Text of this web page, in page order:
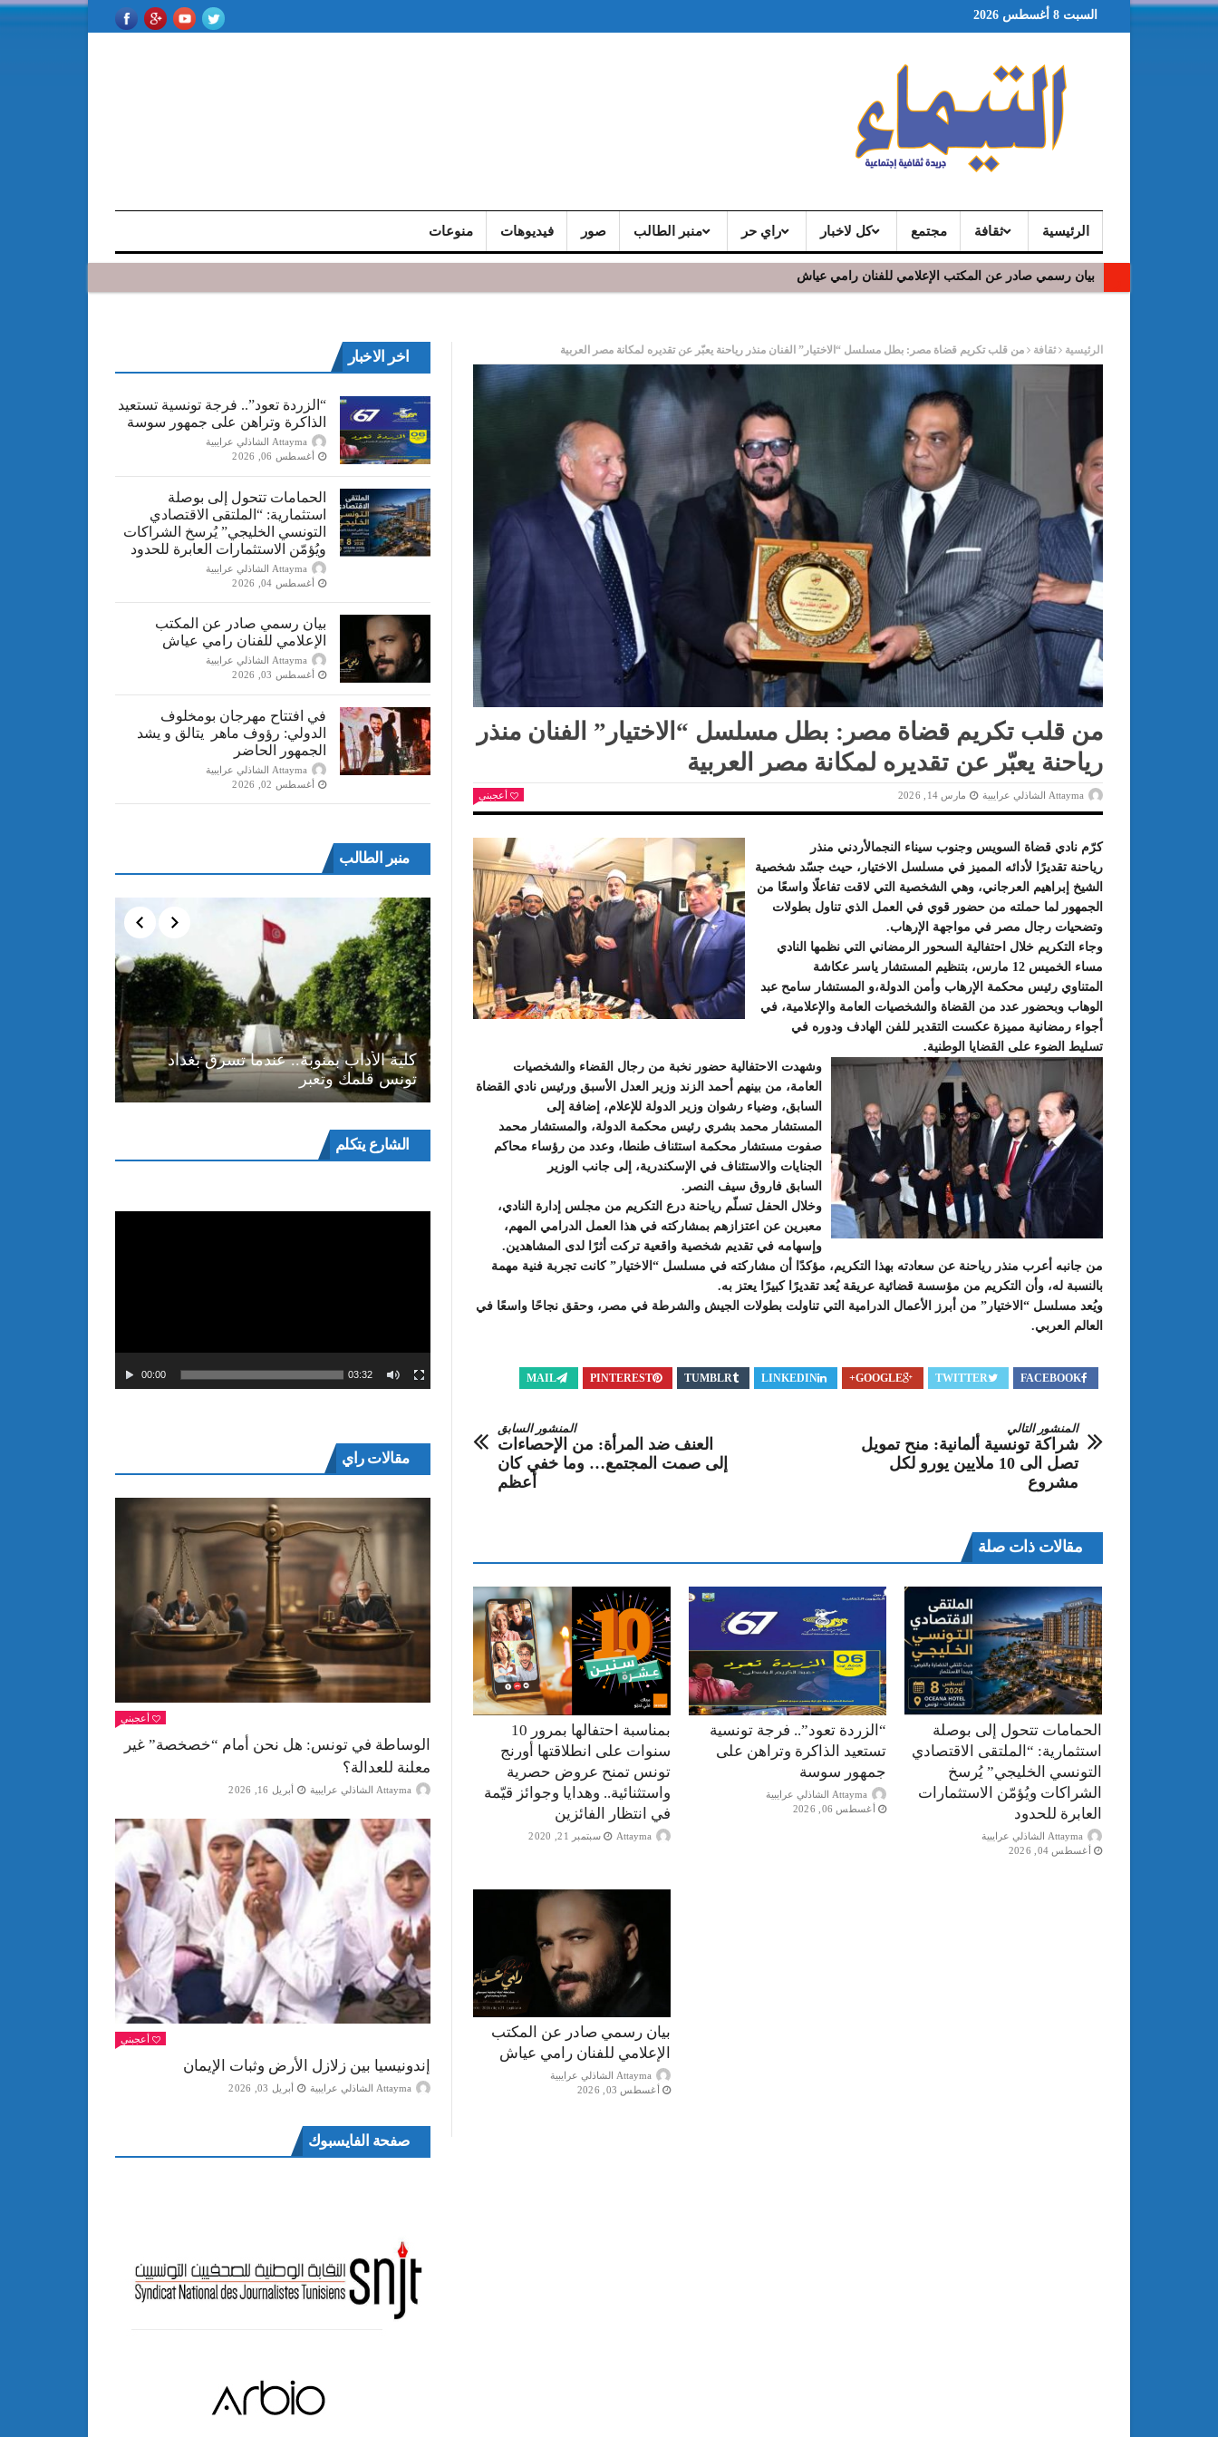
السبت 8 أغسطس 2026
الرئيسية ثقافة مجتمع كل لاخبار راي حر منبر الطالب صور فيديوهات منوعات
بيان رسمي صادر عن المكتب الإعلامي للفنان رامي عياش
في افتتاح مهرجان بومخلوف الدولي: رؤوف ماهر يتالق و يشد الجمهور الحاضر
الرئيسية ثقافة من قلب تكريم قضاة مصر: بطل مسلسل “الاختيار” الفنان منذر رياحنة يعبّر عن تقديره لمكانة مصر العربية
من قلب تكريم قضاة مصر: بطل مسلسل “الاختيار” الفنان منذر
رياحنة يعبّر عن تقديره لمكانة مصر العربية
Attayma الشاذلي عرايبية مارس 14, 2026 أعجبني
كرّم نادي قضاة السويس وجنوب سيناء النجمالأردني منذر
رياحنة تقديرًا لأدائه المميز في مسلسل الاختيار، حيث جسّد شخصية
الشيخ إبراهيم العرجاني، وهي الشخصية التي لاقت تفاعلًا واسعًا من
الجمهور لما حملته من حضور قوي في العمل الذي تناول بطولات
وتضحيات رجال مصر في مواجهة الإرهاب.
وجاء التكريم خلال احتفالية السحور الرمضاني التي نظمها النادي
مساء الخميس 12 مارس، بتنظيم المستشار ياسر عكاشة
المتناوي رئيس محكمة الإرهاب وأمن الدولة،و المستشار سامح عبد
الوهاب وبحضور عدد من القضاة والشخصيات العامة والإعلامية، في
أجواء رمضانية مميزة عكست التقدير للفن الهادف ودوره في
تسليط الضوء على القضايا الوطنية.
وشهدت الاحتفالية حضور نخبة من رجال القضاء والشخصيات
العامة، من بينهم أحمد الزند وزير العدل الأسبق ورئيس نادي القضاة
السابق، وضياء رشوان وزير الدولة للإعلام، إضافة إلى
المستشار محمد بشري رئيس محكمة الدولة، والمستشار محمد
صفوت مستشار محكمة استئناف طنطا، وعدد من رؤساء محاكم
الجنايات والاستئناف في الإسكندرية، إلى جانب الوزير
السابق فاروق سيف النصر.
وخلال الحفل تسلّم رياحنة درع التكريم من مجلس إدارة النادي،
معبرين عن اعتزازهم بمشاركته في هذا العمل الدرامي المهم،
وإسهامه في تقديم شخصية واقعية تركت أثرًا لدى المشاهدين.
من جانبه أعرب منذر رياحنة عن سعادته بهذا التكريم، مؤكدًا أن مشاركته في مسلسل “الاختيار” كانت تجربة فنية مهمة
بالنسبة له، وأن التكريم من مؤسسة قضائية عريقة يُعد تقديرًا كبيرًا يعتز به.
ويُعد مسلسل “الاختيار” من أبرز الأعمال الدرامية التي تناولت بطولات الجيش والشرطة في مصر، وحقق نجاحًا واسعًا في
العالم العربي.
FACEBOOK
TWITTER
GOOGLE+
LINKEDIN
TUMBLR
PINTEREST
MAIL
المنشور السابق
العنف ضد المرأة: من الإحصاءات
إلى صمت المجتمع… وما خفي كان
أعظم
المنشور التالي
شراكة تونسية ألمانية: منح تمويل
تصل الى 10 ملايين يورو لكل
مشروع
مقالات ذات صلة
بمناسبة احتفالها بمرور 10
سنوات على انطلاقتها أورنج
تونس تمنح عروض حصرية
واستثنائية.. وهدايا وجوائز قيّمة
في انتظار الفائزين
Attayma سبتمبر 21, 2020
“الزردة تعود”.. فرجة تونسية
تستعيد الذاكرة وتراهن على
جمهور سوسة
Attayma الشاذلي عرايبية
أغسطس 06, 2026
الحمامات تتحول إلى بوصلة
استثمارية: “الملتقى الاقتصادي
التونسي الخليجي” يُرسخ
الشراكات ويُؤمّن الاستثمارات
العابرة للحدود
Attayma الشاذلي عرايبية
أغسطس 04, 2026
بيان رسمي صادر عن المكتب
الإعلامي للفنان رامي عياش
Attayma الشاذلي عرايبية
أغسطس 03, 2026
اخر الاخبار
“الزردة تعود”.. فرجة تونسية تستعيد
الذاكرة وتراهن على جمهور سوسة
Attayma الشاذلي عرايبية
أغسطس 06, 2026
الحمامات تتحول إلى بوصلة
استثمارية: “الملتقى الاقتصادي
التونسي الخليجي” يُرسخ الشراكات
ويُؤمّن الاستثمارات العابرة للحدود
Attayma الشاذلي عرايبية
أغسطس 04, 2026
بيان رسمي صادر عن المكتب
الإعلامي للفنان رامي عياش
Attayma الشاذلي عرايبية
أغسطس 03, 2026
في افتتاح مهرجان بومخلوف
الدولي: رؤوف ماهر يتالق و يشد
الجمهور الحاضر
Attayma الشاذلي عرايبية
أغسطس 02, 2026
منبر الطالب
كلية الأداب بمنوبة.. عندما تسرق بغداد
تونس قلمك وتعبر
المسرح الجامعي يقود رواده إلى الملتقيات
الدولية…التجربة العمانية نموذجا
عبد الستار الخليفي: مهم جدا أن يتواصل
الملتقى الدولي الحسين بوزيان للمسرح
الجامعي بوجودي أو بدونه
الدورة 24 للمعرض الجامعي تحت
إلى التميّز”
الشارع يتكلممشغل
الفيديو
00:00 03:32
مقالات راي
أعجبني
الوساطة في تونس: هل نحن أمام “خصخصة” غير
معلنة للعدالة؟
Attayma الشاذلي عرايبية أبريل 16, 2026
أعجبني
إندونيسيا بين زلازل الأرض وثبات الإيمان
Attayma الشاذلي عرايبية أبريل 03, 2026
صفحة الفايسبوك